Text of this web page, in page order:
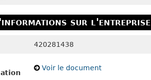
sur l'entreprise
420281438
Voir le document